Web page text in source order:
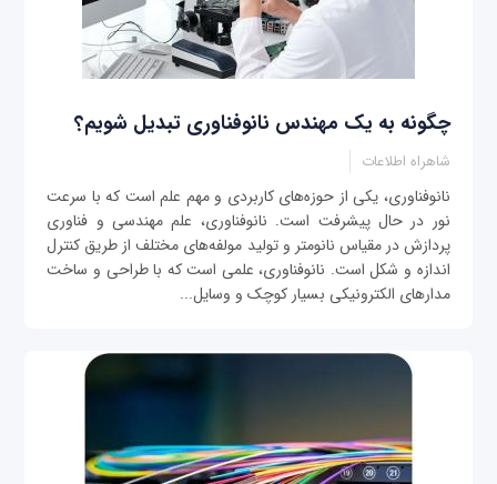
چگونه به یک مهندس نانوفناوری تبدیل شویم؟
شاهراه اطلاعات
نانوفناوری، یکی از حوزه‌های کاربردی و مهم علم است که با سرعت
نور در حال پیشرفت است. نانوفناوری، علم مهندسی و فناوری
پردازش در مقیاس نانومتر و تولید مولفه‌های مختلف از طریق کنترل
اندازه و شکل است. نانوفناوری، علمی است که با طراحی و ساخت
مدارهای الکترونیکی بسیار کوچک و وسایل...